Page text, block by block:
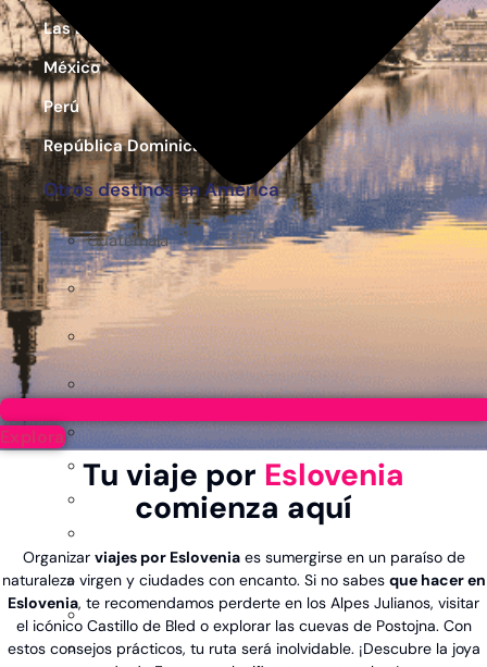
Las Bahamas
México
Perú
República Dominicana
Otros destinos en América
Guatemala
Explora
Tu viaje por Eslovenia
comienza aquí
Organizar viajes por Esloveniaes sumergirse en un paraíso de
naturaleza virgen y ciudades con encanto. Si no sabes que hacer en
Eslovenia, te recomendamos perderte en los Alpes Julianos, visitar
el icónico Castillo de Bled o explorar las cuevas de Postojna. Con
estos consejos prácticos, tu ruta será inolvidable. ¡Descubre la joya